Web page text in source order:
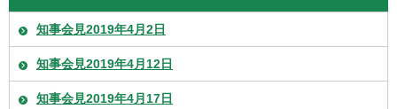
知事会見2019年4月2日
知事会見2019年4月12日
知事会見2019年4月17日